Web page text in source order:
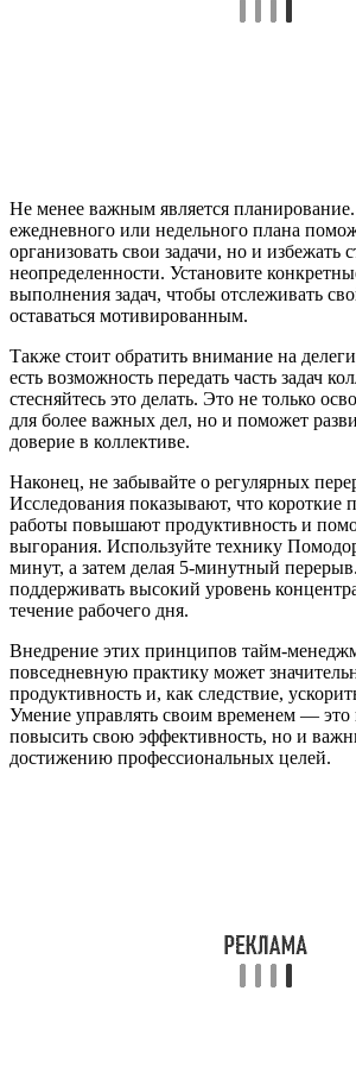
Не менее важным является
ежедневного или недельного плана
организовать свои задачи, но и избежать
неопределенности. Установите
выполнения задач, чтобы отслеживать
оставаться мотивированным.
Также стоит обратить внимание на
есть возможность передать часть задач
стесняйтесь это делать. Это не только
для более важных дел, но и поможет
доверие в коллективе.
Наконец, не забывайте о регулярных
Исследования показывают, что короткие
работы повышают продуктивность и
выгорания. Используйте технику
минут, а затем делая 5-минутный
поддерживать высокий уровень
течение рабочего дня.
Внедрение этих принципов тайм-
повседневную практику может
продуктивность и, как следствие,
Умение управлять своим временем — это
повысить свою эффективность, но и
достижению профессиональных целей.